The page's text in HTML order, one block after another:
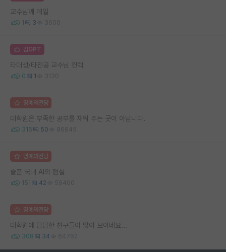
교수님께 메일
1 3 3600
김GPT
타대생/타전공 교수님 컨텍
0 1 3130
명예의전당
대학원은 부족한 공부를 채워 주는 곳이 아닙니다.
316 50 86845
명예의전당
슬픈 국내 AI의 현실
151 42 59400
명예의전당
대학원에 답답한 친구들이 많이 보이네요...
308 34 64762